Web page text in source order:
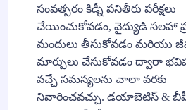
సంవత్సరం కిడ్నీ పనితీరు పరీక్షలు
చేయించుకోవడం, వైద్యుడి సలహా
మందులు తీసుకోవడం మరియు
మార్పులు చేసుకోవడం ద్వారా
వచ్చే సమస్యలను చాలా వరకు
నివారించవచ్చు. డయాబెటిస్ &